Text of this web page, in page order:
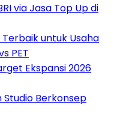
via Jasa Top Up di
untuk Usaha
PET
Ekspansi 2026
Studio Berkonsep